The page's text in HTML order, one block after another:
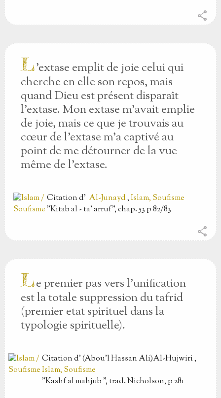
share
L'extase emplit de joie celui qui
cherche en elle son repos, mais
quand Dieu est présent disparaît
l'extase. Mon extase m'avait emplie
de joie, mais ce que je trouvais au
cœur de l'extase m'a captivé au
point de me détourner de la vue
même de l'extase.
Citationd' Al-Junayd,Islam, Soufisme
"Kitab al - ta' arruf", chap. 53 p 82/83
share
Le premier pas vers l'unification
est la totale suppression du tafrid
(premier etat spirituel dans la
typologie spirituelle).
Citationd'(Abou'l Hassan Ali)Al-Hujwiri,
Islam, Soufisme
"Kashf al mahjub ", trad. Nicholson, p 281